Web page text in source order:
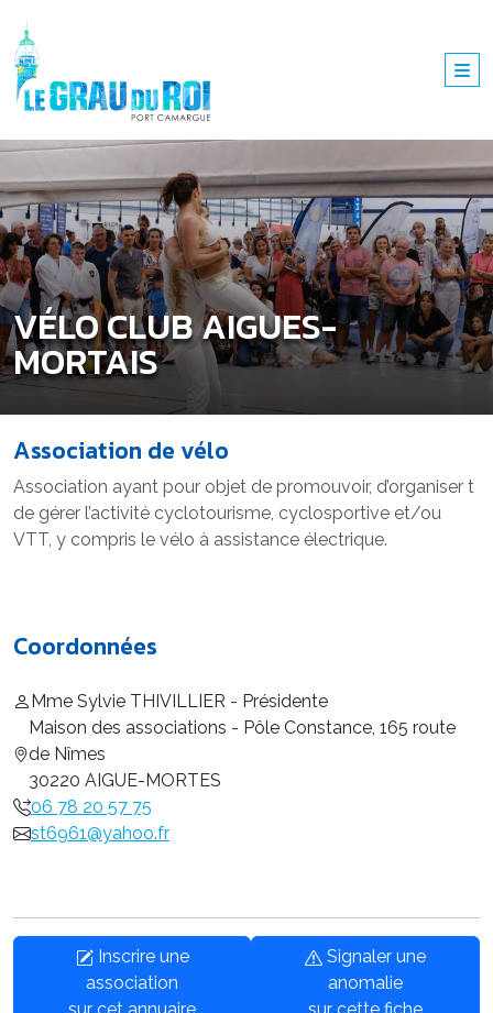
VÉLO CLUB AIGUES-
MORTAIS
Association de vélo
Association ayant pour objet de promouvoir, d’organiser t
de gérer l’activité cyclotourisme, cyclosportive et/ou
VTT, y compris le vélo à assistance électrique.
Coordonnées
Mme Sylvie THIVILLIER - Présidente
Maison des associations - Pôle Constance, 165 route
de Nîmes
30220 AIGUE-MORTES
06 78 20 57 75
st6961@yahoo.fr
Inscrire une
association
Signaler une
anomalie